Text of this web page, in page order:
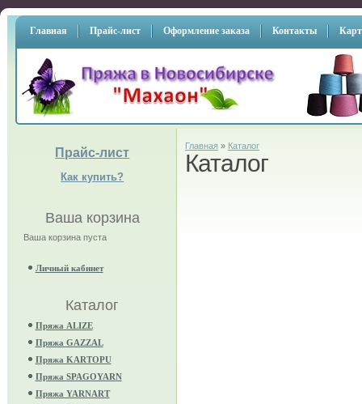
Главная Прайс-лист Оформление заказа Контакты
Прайс-лист
Как купить?
Ваша корзина
Ваша корзина пуста
Личный кабинет
Каталог
Пряжа ALIZE
Пряжа GAZZAL
Пряжа KARTOPU
Пряжа SPAGOYARN
Пряжа YARNART
Главная » Каталог
Каталог